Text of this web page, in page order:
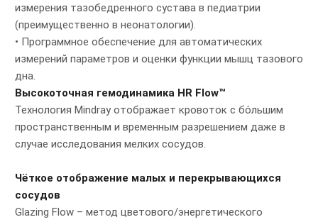
измерения тазобедренного сустава в педиатрии
(преимущественно в неонатологии).
• Программное обеспечение для автоматических
измерений параметров и оценки функции мышц тазового
дна.
Высокоточная гемодинамика HR Flow™
Технология Mindray отображает кровоток с бо́льшим
пространственным и временным разрешением даже в
случае исследования мелких сосудов.
Чёткое отображение малых и перекрывающихся
сосудов
Glazing Flow – метод цветового/энергетического